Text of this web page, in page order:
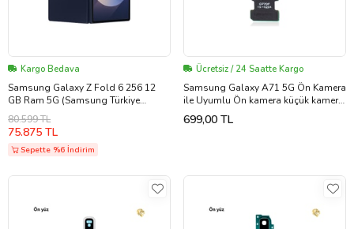
Kargo Bedava
Samsung Galaxy Z Fold 6 256 12
GB Ram 5G (Samsung Türkiye
Garantili) Lacivert
80.599 TL
75.875 TL
Sepette %6 İndirim
Ücretsiz / 24 Saatte Kargo
Samsung Galaxy A71 5G Ön Kamera
ile Uyumlu Ön kamera küçük kamera
ön kamera sensörü selfie kamerası
699,00 TL